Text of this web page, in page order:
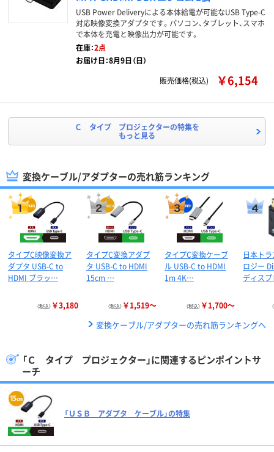
USB Power Deliveryによる本体給電が可能なUSB Type-C
対応映像変換アダプタです。パソコン、タブレット、スマホ
で本体を充電と映像出力が可能です。
在庫：2点
お届け日：8月9日（日）
販売価格(税込)
￥6,154
Ｃ タイプ プロジェクターの特集を
もっと見る
変換ケーブル/アダプターの売れ筋ランキング
タイプC映像変換ア
ダプタ USB-C to
HDMI ブラッ…
（税込） ￥3,180
タイプC変換アダプ
タ USB-C to HDMI
15cm …
（税込） ￥1,519～
タイプC変換ケーブ
ル USB-C to HDMI
1m 4K…
（税込） ￥1,700～
日本ト
ロジー
ディス
変換ケーブル/アダプターの売れ筋ランキングへ
「Ｃ タイプ プロジェクター」に関連するピンポイントサ
ーチ
「ＵＳＢ アダプタ ケーブル」の特集